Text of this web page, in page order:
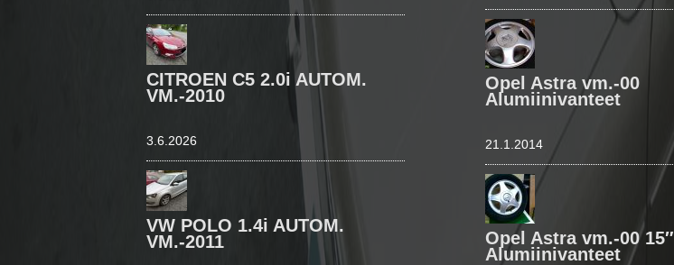
CITROEN C5 2.0i AUTOM.
VM.-2010
3.6.2026
VW POLO 1.4i AUTOM.
VM.-2011
Opel Astra vm.-00
Alumiinivanteet
21.1.2014
Opel Astra vm.-00 15″
Alumiinivanteet